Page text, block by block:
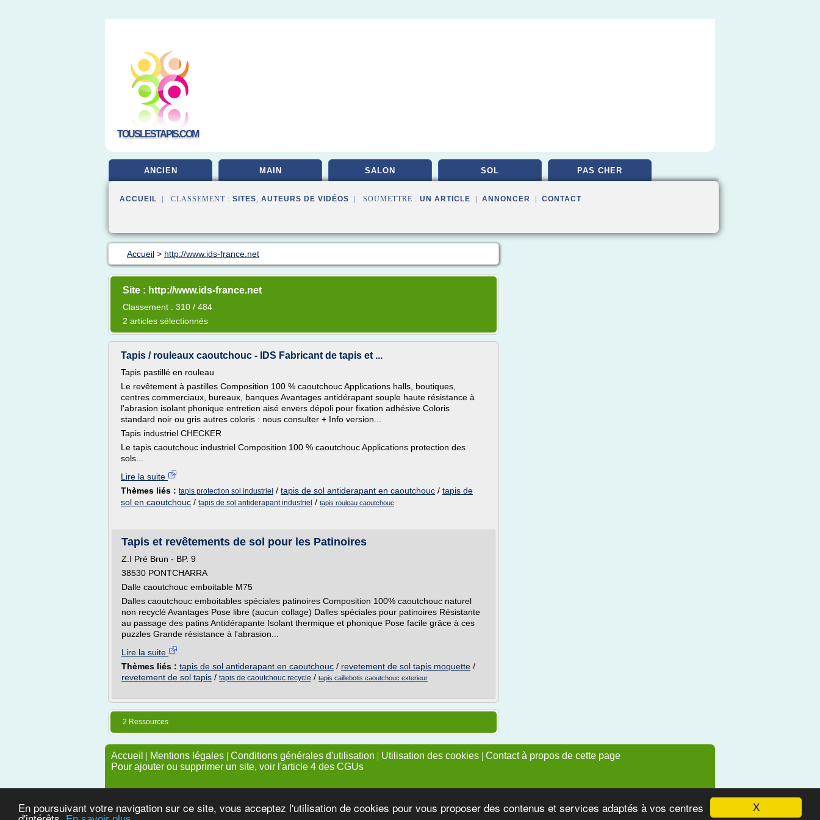
X
En poursuivant votre navigation sur ce site, vous acceptez l'utilisation de cookies pour vous proposer des contenus et services adaptés à vos centres
TOUSLESTAPIS.COM
ANCIEN MAIN SALON SOL PAS CHER
ACCUEIL | CLASSEMENT : SITES, AUTEURS DE VIDÉOS | SOUMETTRE : UN ARTICLE ANNONCER CONTACT
Accueil > http://www.ids-france.net
Site : http://www.ids-france.net
Classement : 310 / 484
2 articles sélectionnés
Tapis / rouleaux caoutchouc - IDS Fabricant de tapis et ...
Tapis pastillé en rouleau
Le revêtement à pastilles Composition 100 % caoutchouc Applications halls, boutiques,
centres commerciaux, bureaux, banques Avantages antidérapant souple haute résistance à
l'abrasion isolant phonique entretien aisé envers dépoli pour fixation adhésive Coloris
standard noir ou gris autres coloris : nous consulter + Info version...
Tapis industriel CHECKER
Le tapis caoutchouc industriel Composition 100 % caoutchouc Applications protection des
sols...
Lire la suite
Thèmes liés : tapis protection sol industriel / tapis de sol antiderapant en caoutchouc / tapis de
sol en caoutchouc / tapis de sol antiderapant industriel / tapis rouleau caoutchouc
Tapis et revêtements de sol pour les Patinoires
Z.I Pré Brun - BP. 9
38530 PONTCHARRA
Dalle caoutchouc emboitable M75
Dalles caoutchouc emboitables spéciales patinoires Composition 100% caoutchouc naturel
non recyclé Avantages Pose libre (aucun collage) Dalles spéciales pour patinoires Résistante
au passage des patins Antidérapante Isolant thermique et phonique Pose facile grâce à ces
puzzles Grande résistance à l'abrasion...
Lire la suite
Thèmes liés : tapis de sol antiderapant en caoutchouc / revetement de sol tapis moquette /
revetement de sol tapis / tapis de caoutchouc recycle / tapis caillebotis caoutchouc exterieur
2 Ressources
Accueil | Mentions légales | Conditions générales d'utilisation | Utilisation des cookies | Contact à propos de cette page
Pour ajouter ou supprimer un site, voir l'article 4 des CGUs